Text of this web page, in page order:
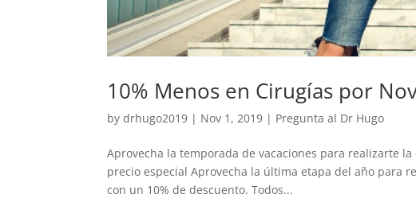
10% Menos en Cirugías por
bydrhugo2019 | Nov 1, 2019 | Pregunta al Dr Hugo
Aprovecha la temporada de vacaciones para realizarte
precio especial Aprovecha la última etapa del año para
con un 10% de descuento. Todos...